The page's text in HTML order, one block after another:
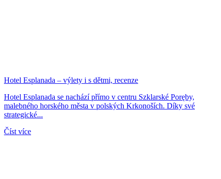
Hotel Esplanada – výlety i s dětmi, recenze
Hotel Esplanada se nachází přímo v centru Szklarské Poręby,
malebného horského města v polských Krkonoších. Díky své
strategické...
Číst více